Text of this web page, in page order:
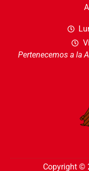
Pertenecemos a la
Copyright ©